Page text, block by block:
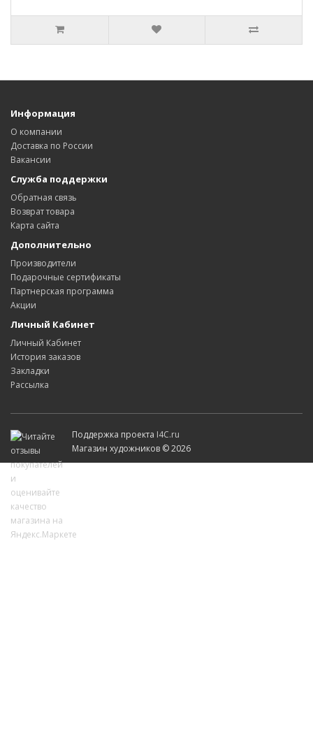
Информация
О компании
Доставка по России
Вакансии
Служба поддержки
Обратная связь
Возврат товара
Карта сайта
Дополнительно
Производители
Подарочные сертификаты
Партнерская программа
Акции
Личный Кабинет
Личный Кабинет
История заказов
Закладки
Рассылка
Поддержка проекта I4C.ru
Магазин художников © 2026